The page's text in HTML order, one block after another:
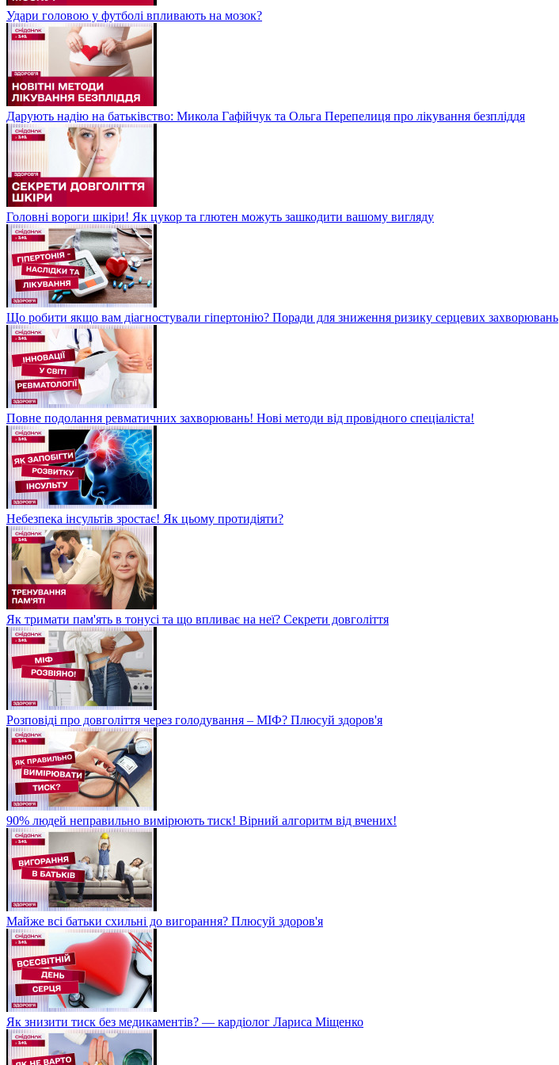
Удари головою у футболі впливають на мозок?
Дарують надію на батьківство: Микола Гафійчук та Ольга Перепелиця про лікування безпліддя
Головні вороги шкіри! Як цукор та глютен можуть зашкодити вашому вигляду
Що робити якщо вам діагностували гіпертонію? Поради для зниження ризику серцевих захворювань
Повне подолання ревматичних захворювань! Нові методи від провідного спеціаліста!
Небезпека інсультів зростає! Як цьому протидіяти?
Як тримати пам'ять в тонусі та що впливає на неї? Секрети довголіття
Розповіді про довголіття через голодування – МІФ? Плюсуй здоров'я
90% людей неправильно вимірюють тиск! Вірний алгоритм від вчених!
Майже всі батьки схильні до вигорання? Плюсуй здоров'я
Як знизити тиск без медикаментів? — кардіолог Лариса Міщенко